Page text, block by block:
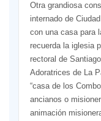
Otra grandiosa
internado de
con una casa para
recuerda la iglesia
rectoral de
Adoratrices de La
“casa de los
ancianos o
animación